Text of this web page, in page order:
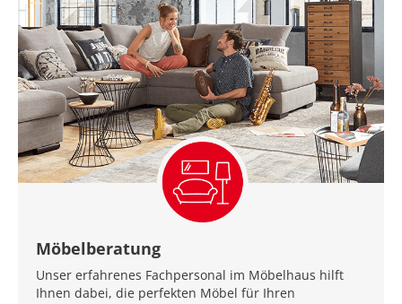
Möbelberatung
Unser erfahrenes Fachpersonal im Möbelhaus hilft
Ihnen dabei, die perfekten Möbel für Ihren